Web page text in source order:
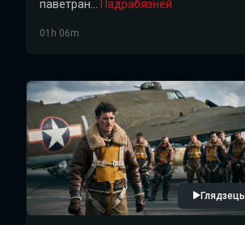
паветран... Падрабязней
01h 06m
Глядзець